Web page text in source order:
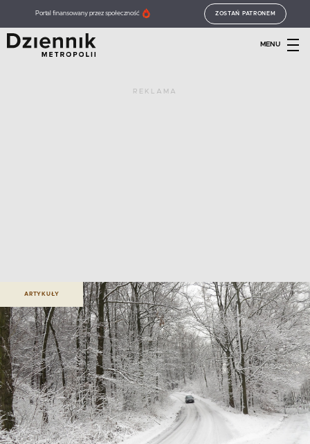
Portal finansowany przez społeczność ZOSTAŃ PATRONEM
MENU
REKLAMA
ARTYKUŁY